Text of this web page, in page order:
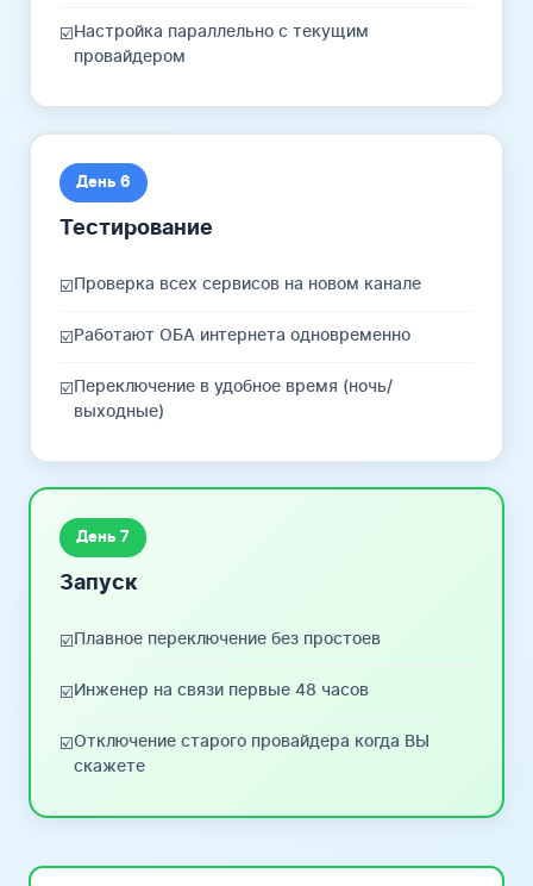
☑️Настройка параллельно с текущим
провайдером
День 6
Тестирование
☑️Проверка всех сервисов на новом канале
☑️Работают ОБА интернета одновременно
☑️Переключение в удобное время (ночь/
выходные)
День 7
Запуск
☑️Плавное переключение без простоев
☑️Инженер на связи первые 48 часов
☑️Отключение старого провайдера когда ВЫ
скажете